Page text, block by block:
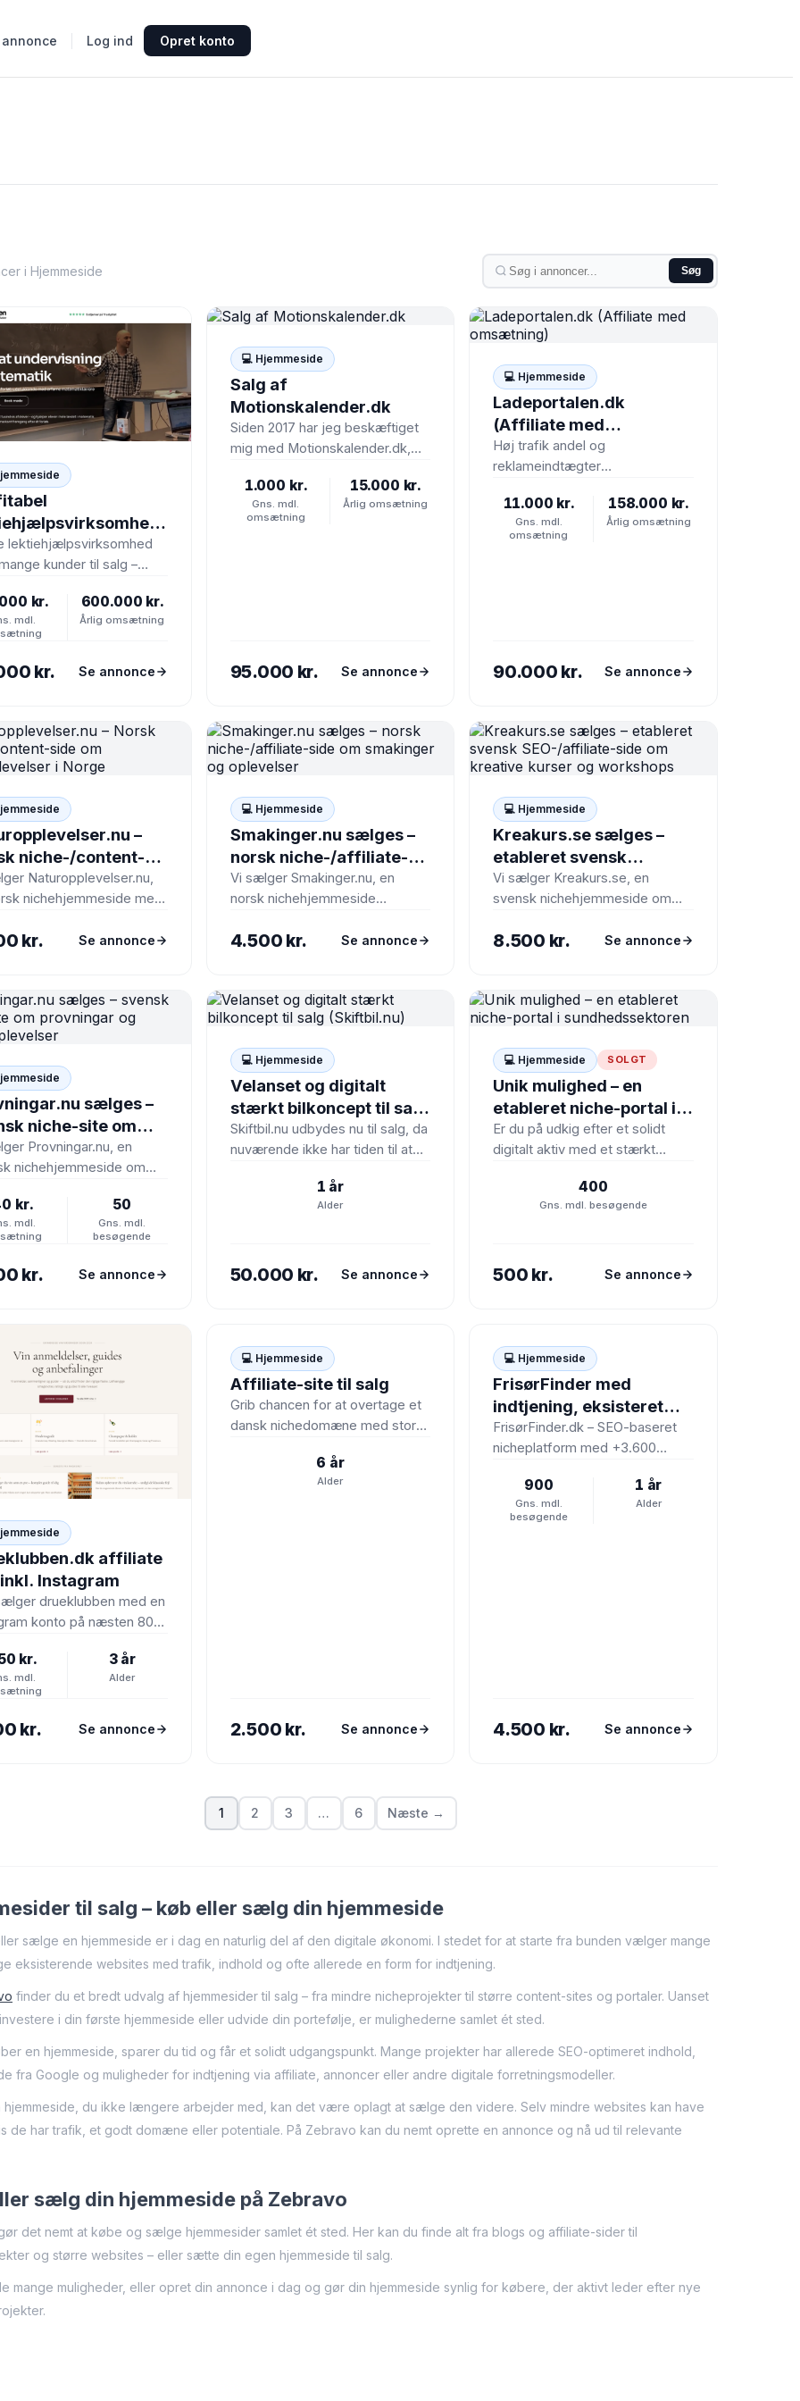
Log ind Opret konto
i Hjemmeside Søg
pris!!
lektiehjælpsvirksomhed
kunder til salg –
– Branchens bedste
Vi…
kr.
mdl.
600.000 kr.
Årlig omsætning
kr. Se annonce
💻 Hjemmeside
Salg af
Motionskalender.dk
Siden 2017 har jeg beskæftiget
mig med Motionskalender.dk,
skal videre til…
1.000 kr.
Gns. mdl.
omsætning
15.000 kr.
Årlig omsætning
95.000 kr. Se annonce
💻 Hjemmeside
Ladeportalen.dk
(Affiliate med
omsætning)
Høj trafik andel og
reklameindtægter
SEO-drevet affiliatecase
lanceret i marts 2025. Siden har
11.000 kr.
Gns. mdl.
omsætning
158.000 kr.
Årlig omsætning
90.000 kr. Se annonce
–
niche-/content-
naturoplevelser
Naturopplevelser.nu,
nichehjemmeside med
aktiviteter og
kr. Se annonce
💻 Hjemmeside
Smakinger.nu sælges –
norsk niche-/affiliate-
side om smakinger og
oplevelser
Vi sælger Smakinger.nu, en
norsk nichehjemmeside
smagsoplevelser i Norge. Siden
4.500 kr. Se annonce
💻 Hjemmeside
Kreakurs.se sælges –
etableret svensk
SEO-/affiliate-side om
kreative kurser og
Vi sælger Kreakurs.se, en
svensk nichehjemmeside om
oplevelser i Sverige. Siden er
8.500 kr. Se annonce
sælges –
niche-site om
og
Provningar.nu, en
nichehjemmeside om
Siden er bygget op
populære…
kr.
mdl.
50
Gns. mdl.
besøgende
kr. Se annonce
💻 Hjemmeside
Velanset og digitalt
stærkt bilkoncept til salg
(Skiftbil.nu)
Skiftbil.nu udbydes nu til salg, da
nuværende ikke har tiden til at
grunden personlige årsager.…
1 år
Alder
50.000 kr. Se annonce
💻 Hjemmeside SOLGT
Unik mulighed – en
etableret niche-portal i
sundhedssektoren
Er du på udkig efter et solidt
digitalt aktiv med et stærkt
indhold? Alt-om-vitaminer.dk
sælges…
400
Gns. mdl. besøgende
500 kr. Se annonce
affiliate
Instagram
drueklubben med en
konto på næsten 800
kr.
mdl.
3 år
Alder
kr. Se annonce
💻
💻 Hjemmeside
Affiliate-site til salg
Grib chancen for at overtage et
dansk nichedomæne med stort
og tilbehør. Hvad får…
6 år
Alder
2.500 kr. Se annonce
💻
💻 Hjemmeside
FrisørFinder med
indtjening, eksisteret
siden 2023
FrisørFinder.dk – SEO-baseret
nicheplatform med +3.600
besøgende/md.Jeg har
besluttet at sætte
900
Gns. mdl.
besøgende
1 år
Alder
4.500 kr. Se annonce
1 2 3 … 6 Næste →
til salg – køb eller sælg din hjemmeside
sælge en hjemmeside er i dag en naturlig del af den digitale økonomi. I stedet for at starte fra bunden vælger mange
eksisterende websites med trafik, indhold og ofte allerede en form for indtjening.
finder du et bredt udvalg af hjemmesider til salg – fra mindre nicheprojekter til større content-sites og portaler. Uanset
i din første hjemmeside eller udvide din portefølje, er mulighederne samlet ét sted.
en hjemmeside, sparer du tid og får et solidt udgangspunkt. Mange projekter har allerede SEO-optimeret indhold,
fra Google og muligheder for indtjening via affiliate, annoncer eller andre digitale forretningsmodeller.
hjemmeside, du ikke længere arbejder med, kan det være oplagt at sælge den videre. Selv mindre websites kan have
de har trafik, et godt domæne eller potentiale. På Zebravo kan du nemt oprette en annonce og nå ud til relevante
sælg din hjemmeside på Zebravo
det nemt at købe og sælge hjemmesider samlet ét sted. Her kan du finde alt fra blogs og affiliate-sider til
og større websites – eller sætte din egen hjemmeside til salg.
mange muligheder, eller opret din annonce i dag og gør din hjemmeside synlig for købere, der aktivt leder efter nye